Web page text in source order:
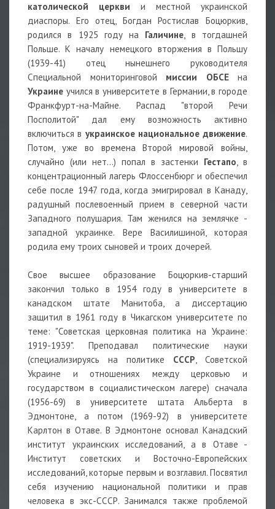
католической церкви и местной украинской
диаспоры. Его отец, Богдан Ростислав Боцюркив,
родился в 1925 году на Галичине, в тогдашней
Польше. К началу немецкого вторжения в Польшу
(1939-41) отец нынешнего руководителя
Специальной мониторинговой миссии ОБСЕна
Украине учился в университете в Германии, в городе
Франкфурт-на-Майне. Распад "второй Речи
Посполитой" дал ему возможность активно
включиться в украинское национальное движение.
Потом, уже во времена Второй мировой войны,
случайно (или нет...) попал в застенки Гестапо, в
концентрационный лагерь Флоссенбюрг и обеспечил
себе после 1947 года, когда эмигрировал в Канаду,
радушный послевоенный прием в северной части
Западного полушария. Там женился на землячке -
западной украинке. Вере Василишиной, которая
родила ему троих сыновей и троих дочерей.
Свое высшее образование Боцюркив-старший
закончил только в 1954 году в университете в
канадском штате Манитоба, а диссертацию
защитил в 1961 году в Чикагском университете по
теме: "Советская церковная политика на Украине:
1919-1939". Преподавал политические науки
(специализируясь на политике СССР, Советской
Украине и отношениях между церковью и
государством в социалистическом лагере) сначала
(1956-69) в университете штата Альберта в
Эдмонтоне, а потом (1969-92) в университете
Карлтон в Отаве. В Эдмонтоне основал Канадский
институт украинских исследований, а в Отаве -
Институт советских и Восточно-Европейских
исследований, которые первым и возглавил. Посвятил
себя изучению национальной политики и прав
человека в экс-СССР. Занимался также проблемой